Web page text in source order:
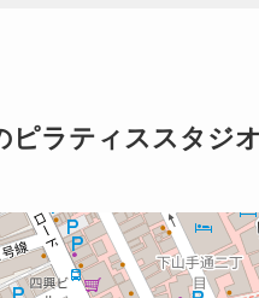
ピラティススタジ